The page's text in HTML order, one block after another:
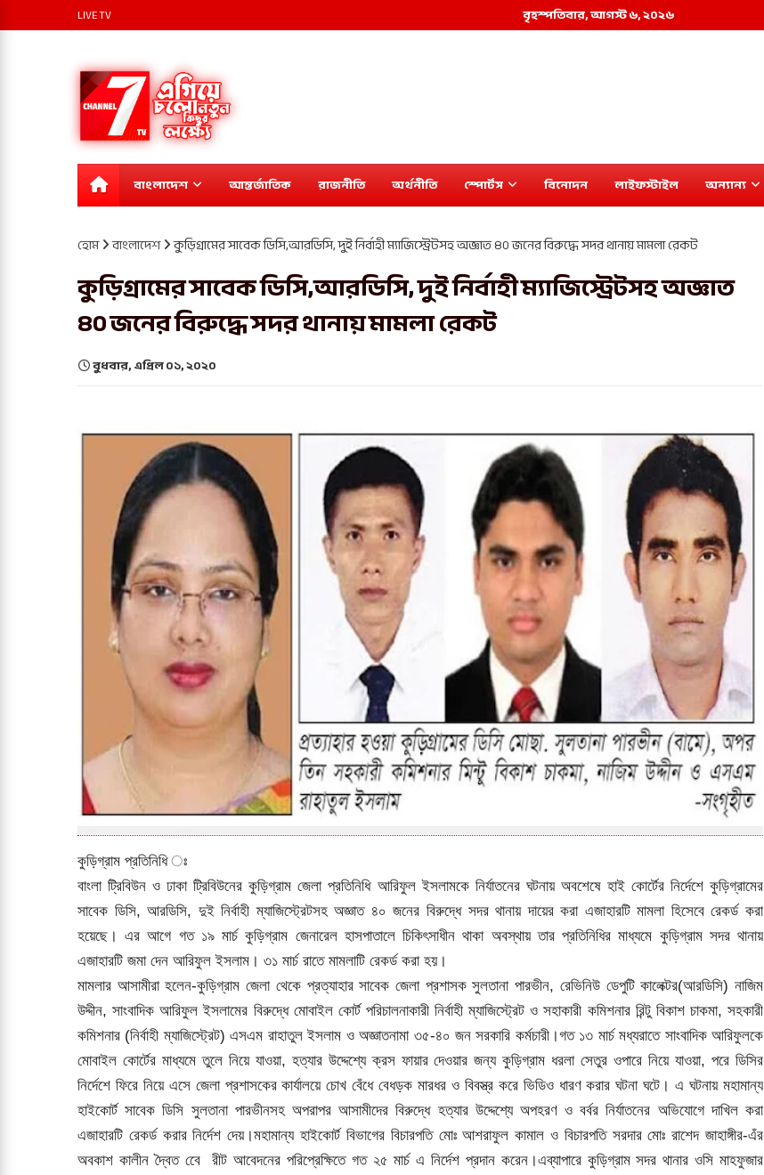
বৃহস্পতিবার, আগস্ট ৬, ২০২৬
LIVE TV
বাংলাদেশ আন্তর্জাতিক রাজনীতি অর্থনীতি স্পোর্টস বিনোদন লাইফস্টাইল অন্যান্য
হোম বাংলাদেশ কুড়িগ্রামের সাবেক ডিসি,আরডিসি, দুই নির্বাহী ম্যাজিস্ট্রেটসহ অজ্ঞাত ৪০ জনের বিরুদ্ধে সদর থানায় মামলা রেকট
কুড়িগ্রামের সাবেক ডিসি,আরডিসি, দুই নির্বাহী ম্যাজিস্ট্রেটসহ অজ্ঞাত
৪০ জনের বিরুদ্ধে সদর থানায় মামলা রেকট
বুধবার, এপ্রিল ০১, ২০২০
কুড়িগ্রাম প্রতিনিধি ঃ
বাংলা ট্রিবিউন ও ঢাকা ট্রিবিউনের কুড়িগ্রাম জেলা প্রতিনিধি আরিফুল ইসলামকে নির্যাতনের ঘটনায় অবশেষে হাই কোর্টের নির্দেশে কুড়িগ্রামের
সাবেক ডিসি, আরডিসি, দুই নির্বাহী ম্যাজিস্ট্রেটসহ অজ্ঞাত ৪০ জনের বিরুদ্ধে সদর থানায় দায়ের করা এজাহারটি মামলা হিসেবে রেকর্ড করা
হয়েছে। এর আগে গত ১৯ মার্চ কুড়িগ্রাম জেনারেল হাসপাতালে চিকিৎসাধীন থাকা অবস্থায় তার প্রতিনিধির মাধ্যমে কুড়িগ্রাম সদর থানায়
এজাহারটি জমা দেন আরিফুল ইসলাম। ৩১ মার্চ রাতে মামলাটি রেকর্ড করা হয়।
মামলার আসামীরা হলেন-কুড়িগ্রাম জেলা থেকে প্রত্যাহার সাবেক জেলা প্রশাসক সুলতানা পারভীন, রেভিনিউ ডেপুটি কালেক্টর(আরডিসি) নাজিম
উদ্দীন, সাংবাদিক আরিফুল ইসলামের বিরুদ্ধে মোবাইল কোর্ট পরিচালনাকারী নির্বাহী ম্যাজিস্ট্রেট ও সহাকারী কমিশনার রিন্টু বিকাশ চাকমা, সহকারী
কমিশনার (নির্বাহী ম্যাজিস্ট্রেট) এসএম রাহাতুল ইসলাম ও অজ্ঞাতনামা ৩৫-৪০ জন সরকারি কর্মচারী।গত ১৩ মার্চ মধ্যরাতে সাংবাদিক আরিফুলকে
মোবাইল কোর্টের মাধ্যমে তুলে নিয়ে যাওয়া, হত্যার উদ্দেশ্যে ক্রস ফায়ার দেওয়ার জন্য কুড়িগ্রাম ধরলা সেতুর ওপারে নিয়ে যাওয়া, পরে ডিসির
নির্দেশে ফিরে নিয়ে এসে জেলা প্রশাসকের কার্যালয়ে চোখ বেঁধে বেধড়ক মারধর ও বিবস্ত্র করে ভিডিও ধারণ করার ঘটনা ঘটে। এ ঘটনায় মহামান্য
হাইকোর্ট সাবেক ডিসি সুলতানা পারভীনসহ অপরাপর আসামীদের বিরুদ্ধে হত্যার উদ্দেশ্যে অপহরণ ও বর্বর নির্যাতনের অভিযোগে দাখিল করা
এজাহারটি রেকর্ড করার নির্দেশ দেয়।মহামান্য হাইকোর্ট বিভাগের বিচারপতি মোঃ আশরাফুল কামাল ও বিচারপতি সরদার মোঃ রাশেদ জাহাঙ্গীর-এঁর
অবকাশ কালীন দ্বৈত বেে রীট আবেদনের পরিপ্রেক্ষিতে গত ২৫ মার্চ এ নির্দেশ প্রদান করেন।এব্যাপারে কুড়িগ্রাম সদর থানার ওসি মাহফুজার